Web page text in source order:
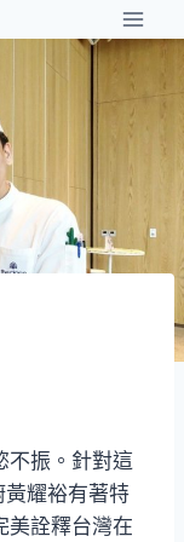
不振。針對這
耀裕有著特
美詮釋台灣在